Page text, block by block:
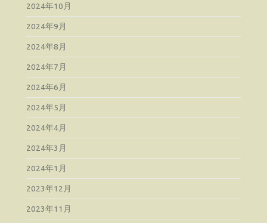
2024年10月
2024年9月
2024年8月
2024年7月
2024年6月
2024年5月
2024年4月
2024年3月
2024年1月
2023年12月
2023年11月